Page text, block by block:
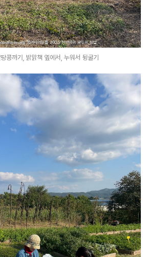
콩까기, 밝맑책 옆에서, 누워서 뒹굴기